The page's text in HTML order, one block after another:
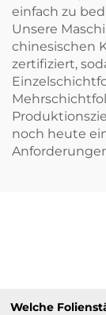
einfach zu
Unsere
chinesischen
zertifiziert,
noch heute
Welche